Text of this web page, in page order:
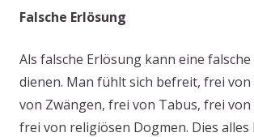
Falsche Erlösung
Als falsche Erlösung kann eine
dienen. Man fühlt sich befreit, frei von
von Zwängen, frei von Tabus, frei
frei von religiösen Dogmen. Dies alles